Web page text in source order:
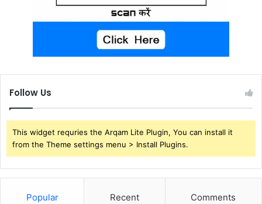
Follow Us
This widget requries the Arqam Lite Plugin, You can install it
from the Theme settings menu > Install Plugins.
Popular Recent Comments